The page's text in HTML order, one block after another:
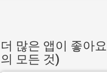
더 많은 앱이 좋아
의 모든 것)